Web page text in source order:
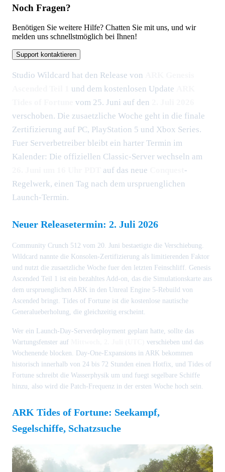
Noch Fragen?
Benötigen Sie weitere Hilfe? Chatten Sie mit uns, und wir
melden uns schnellstmöglich bei Ihnen!
Support kontaktieren
Studio Wildcard hat den Release von
und dem kostenlosen Update
vom 25. Juni auf den
verschoben. Die zusaetzliche Woche geht in die finale
Zertifizierung auf PC, PlayStation 5 und Xbox Series.
Fuer Serverbetreiber bleibt ein harter Termin im
Kalender: Die offiziellen Classic-Server wechseln am
auf das neue
-
Regelwerk, einen Tag nach dem urspruenglichen
Launch-Termin.
Neuer Releasetermin: 2. Juli 2026
Community Crunch 512 vom 20. Juni bestaetigte die Verschiebung.
Wildcard nannte die Konsolen-Zertifizierung als limitierenden Faktor
und nutzt die zusaetzliche Woche fuer den letzten Feinschliff. Genesis
Ascended Teil 1 ist ein bezahltes Add-on, das die Simulationskarte aus
dem urspruenglichen ARK in den Unreal Engine 5-Rebuild von
Ascended bringt. Tides of Fortune ist die kostenlose nautische
Generalueberholung, die gleichzeitig erscheint.
Wer ein Launch-Day-Serverdeployment geplant hatte, sollte das
Wartungsfenster auf
verschieben und das
Wochenende blocken. Day-One-Expansions in ARK bekommen
historisch innerhalb von 24 bis 72 Stunden einen Hotfix, und Tides of
Fortune schreibt die Wasserphysik um und fuegt segelbare Schiffe
hinzu, also wird die Patch-Frequenz in der ersten Woche hoch sein.
ARK Tides of Fortune: Seekampf,
Segelschiffe, Schatzsuche